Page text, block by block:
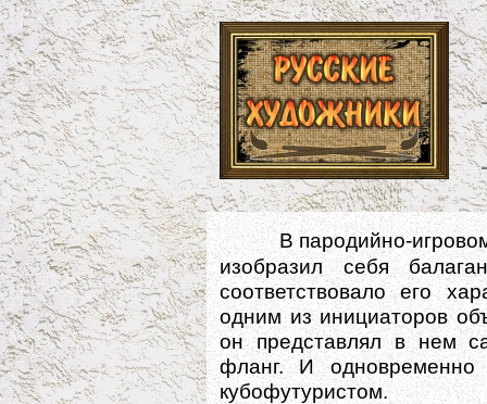
В пародийно-
изобразил себя
соответствовало его
одним из инициаторов
он представлял в нем
фланг. И одновременно
кубофутуристом.